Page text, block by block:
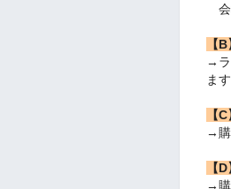
会
【
→ラ
ます
【
→購
【
→購